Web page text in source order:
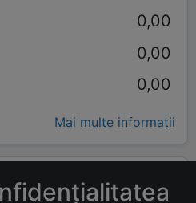
0,00
0,00
0,00
Mai multe informații